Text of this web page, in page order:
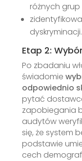
różnych grup
dyskryminacji.
Etap 2:
Po zbadaniu
świadomie
odpowiednio
pytać
zapobiegania
audytów
się, że system
podstawie
cech